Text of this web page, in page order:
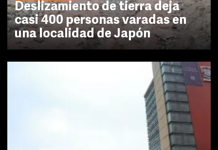
Deslizamiento de tierra deja
casi 400 personas varadas en
una localidad de Japón